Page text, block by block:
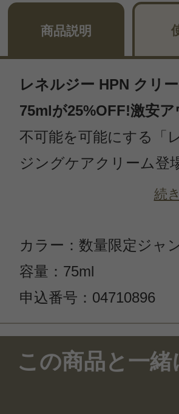
商品説明
レネルジー HPN クリ
75mlが25%OFF!激安
不可能を可能にする「
ジングケアクリーム登
続
カラー：数量限定ジャ
容量：75ml
申込番号：04710896
この商品のク
3件のレビュー
この商品と一